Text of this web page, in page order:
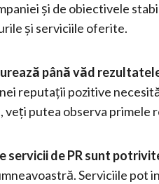
și de obiectivele
și serviciile oferite.
până văd
reputații pozitive
veți putea observa primele
servicii de PR sunt
Serviciile pot